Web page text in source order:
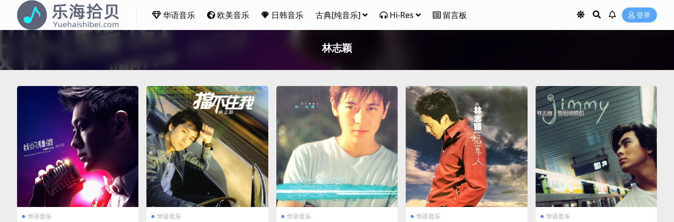
华语音乐 欧美音乐 日韩音乐 古典[纯音乐] Hi-Res 留言板 登录
林志颖
华语音乐 华语音乐 华语音乐 华语音乐 华语音乐